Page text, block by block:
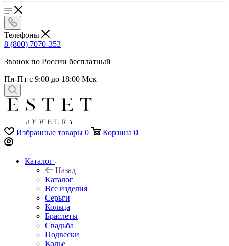
Телефоны
8 (800) 7070-353
Звонок по России бесплатный
Пн-Пт с 9:00 до 18:00 Мск
Избранные товары 0 Корзина 0
Каталог
Назад
Каталог
Все изделия
Серьги
Кольца
Браслеты
Свадьба
Подвески
Колье